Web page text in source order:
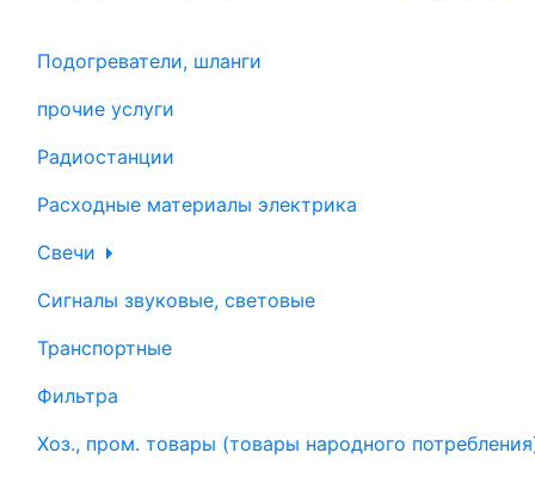
Подогреватели, шланги
прочие услуги
Радиостанции
Расходные материалы электрика
Свечи
Сигналы звуковые, световые
Транспортные
Фильтра
Хоз., пром. товары (товары народного